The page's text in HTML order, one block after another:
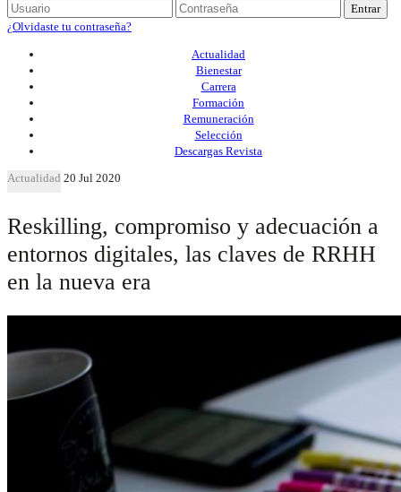
Entrar
¿Olvidaste tu contraseña?
Actualidad
Bienestar
Carrera
Formación
Remuneración
Selección
Descargas Revista
Actualidad 20 Jul 2020
Reskilling, compromiso y adecuación a
entornos digitales, las claves de RRHH
en la nueva era